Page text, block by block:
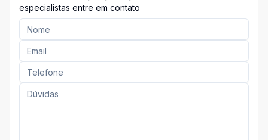
especialistas entre em contato